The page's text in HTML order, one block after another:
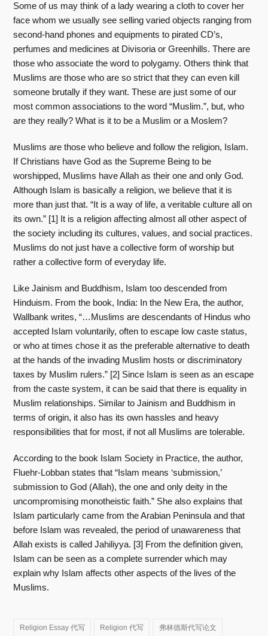
Some of us may think of a lady wearing a cloth to cover her
face whom we usually see selling varied objects ranging from
second-hand phones and equipments to pirated CD’s,
perfumes and medicines at Divisoria or Greenhills. There are
those who associate the word to polygamy. Others think that
Muslims are those who are so strict that they can even kill
someone brutally if they want. These are just some of our
most common associations to the word “Muslim.”, but, who
are they really? What is it to be a Muslim or a Moslem?
Muslims are those who believe and follow the religion, Islam.
If Christians have God as the Supreme Being to be
worshipped, Muslims have Allah as their one and only God.
Although Islam is basically a religion, we believe that it is
more than just that. “It is a way of life, a veritable culture all on
its own.” [1] It is a religion affecting almost all other aspect of
the society including its cultures, values, and social practices.
Muslims do not just have a collective form of worship but
rather a collective form of everyday life.
Like Jainism and Buddhism, Islam too descended from
Hinduism. From the book, India: In the New Era, the author,
Wallbank writes, “…Muslims are descendants of Hindus who
accepted Islam voluntarily, often to escape low caste status,
or who at times chose it as the preferable alternative to death
at the hands of the invading Muslim hosts or discriminatory
taxes by Muslim rulers.” [2] Since Islam is seen as an escape
from the caste system, it can be said that there is equality in
Muslim relationships. Similar to Jainism and Buddhism in
terms of origin, it also has its own hassles and heavy
responsibilities that for most, if not all Muslims are tolerable.
According to the book Islam Society in Practice, the author,
Fluehr-Lobban states that “Islam means ‘submission,’
submission to God (Allah), the one and only deity in the
uncompromising monotheistic faith.” She also explains that
Islam particularly came from the Arabian Peninsula and that
before Islam was revealed, the period of unawareness that
Allah exists is called Jahiliyya. [3] From the definition given,
Islam can be seen as a complete surrender which may
explain why Islam affects other aspects of the lives of the
Muslims.
Religion Essay 代写 Religion 代写 弗林德斯代写论文